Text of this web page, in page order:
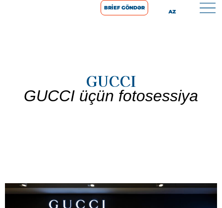
BRIEF GÖNDƏR
AZ
GUCCI
GUCCI üçün fotosessiya